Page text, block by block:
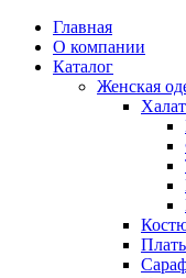
Главная
О компании
Каталог
Женская